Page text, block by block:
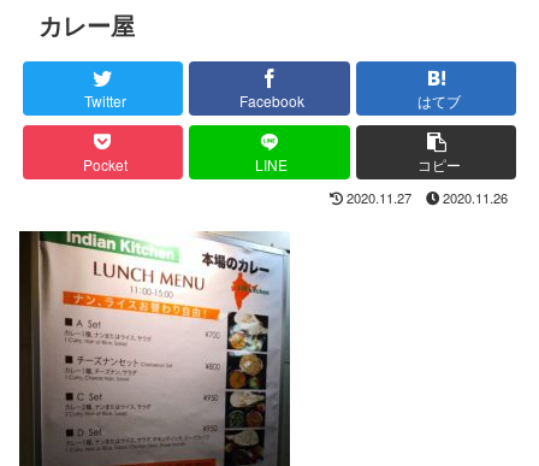
カレー屋
Twitter Facebook はてブ
Pocket LINE コピー
2020.11.27 2020.11.26